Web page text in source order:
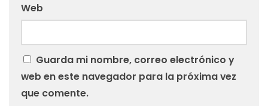
Web
Guarda mi nombre, correo electrónico y
web en este navegador para la próxima vez
que comente.